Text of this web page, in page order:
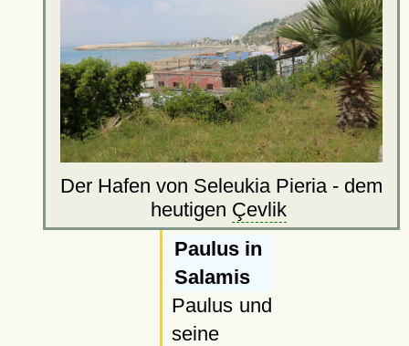
Der Hafen von Seleukia Pieria - dem
heutigen Çevlik
Paulus in
Salamis
Paulus und
seine